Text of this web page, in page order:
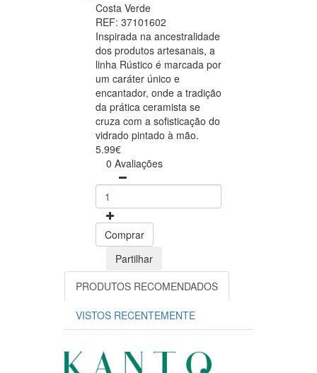
Costa Verde
REF: 37101602
Inspirada na ancestralidade
dos produtos artesanais, a
linha Rústico é marcada por
um caráter único e
encantador, onde a tradição
da prática ceramista se
cruza com a sofisticação do
vidrado pintado à mão.
5.99€
0 Avaliações
Comprar
Partilhar
PRODUTOS RECOMENDADOS
VISTOS RECENTEMENTE